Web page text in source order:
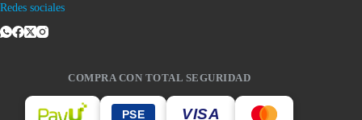
Redes sociales
COMPRA CON TOTAL SEGURIDAD
PSE VISA